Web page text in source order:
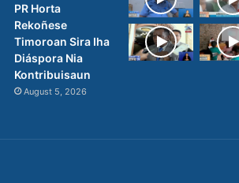
PR Horta
Rekoñese
Timoroan Sira Iha
Diáspora Nia
Kontribuisaun
August 5, 2026